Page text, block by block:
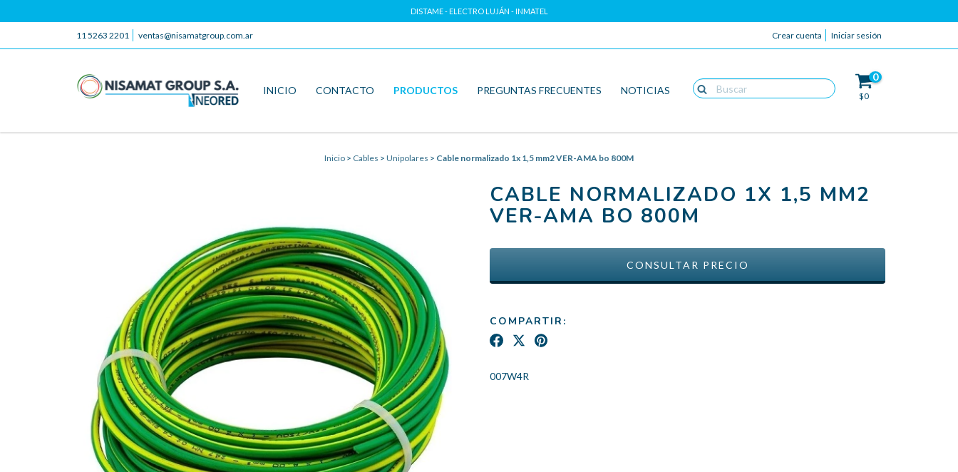
DISTAME - ELECTRO LUJÁN - INMATEL
11 5263 2201 ventas@nisamatgroup.com.ar Crear cuenta Iniciar sesión
INICIO CONTACTO PRODUCTOS PREGUNTAS FRECUENTES NOTICIAS
0
$0
Inicio > Cables > Unipolares > Cable normalizado 1x 1,5 mm2 VER-AMA bo 800M
CABLE NORMALIZADO 1X 1,5 MM2
VER-AMA BO 800M
COMPARTIR:
007W4R